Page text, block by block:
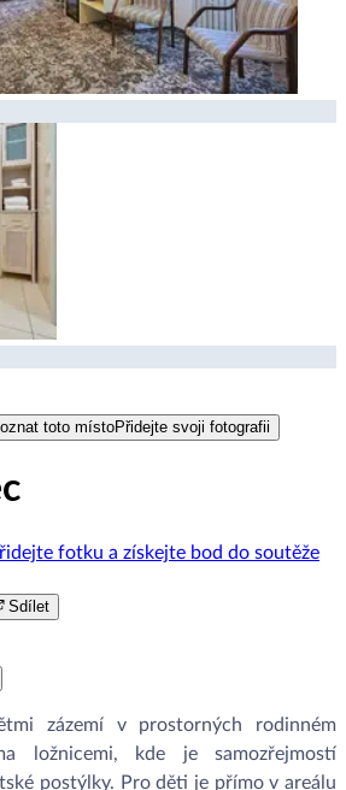
toto místoPřidejte svoji fotografii
fotku a získejte bod do soutěže
Sdílet
zázemí v prostorných rodinném
ložnicemi, kde je samozřejmostí
postýlky. Pro děti je přímo v areálu